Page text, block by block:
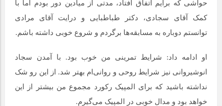
حواشی که برایم اتفاق افتاد، مدتی از میادین دور بودم اما با
کمک آقای سجادی، دکتر طباطبایی و درایت آقای مرادی
توانستم دوباره به مسابقه‌ها برگردم و شروع خوبی داشته باشم.
او ادامه داد: شرایط تمرینی من خوب بود. با آمدن سجاد
انوشیروانی نیز شرایط روحی و روانی‌ام بهتر شد. از این رو شک
نداشته باشید که برای المپیک رکورد مجموع من بیشتر از این
خواهد بود و مدال خوبی در المپیک می‌گیرم.